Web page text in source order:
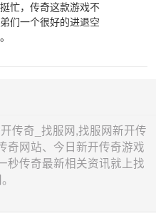
忙，传奇这款游戏不
们一个很好的进退空
传奇_找服网,找服网新开传
奇网站、今日新开传奇游戏
秒传奇最新相关资讯就上找